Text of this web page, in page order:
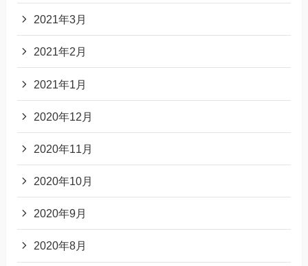
2021年3月
2021年2月
2021年1月
2020年12月
2020年11月
2020年10月
2020年9月
2020年8月